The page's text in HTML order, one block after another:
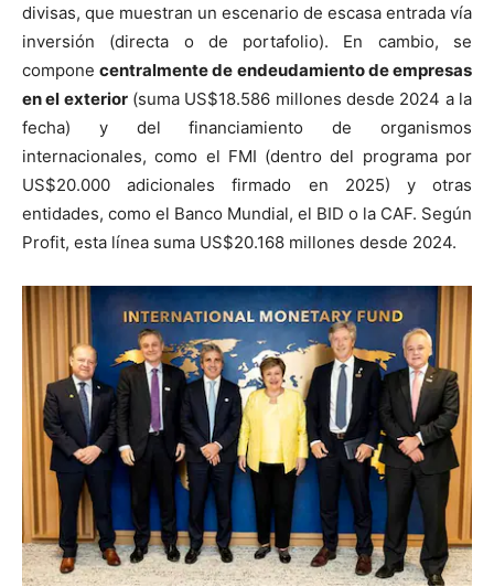
divisas, que muestran un escenario de escasa entrada vía
inversión (directa o de portafolio). En cambio, se
componecentralmente de endeudamiento de empresas
en el exterior(suma US$18.586 millones desde 2024 a la
fecha) y del financiamiento de organismos
internacionales, como el FMI (dentro del programa por
US$20.000 adicionales firmado en 2025) y otras
entidades, como el Banco Mundial, el BID o la CAF. Según
Profit, esta línea suma US$20.168 millones desde 2024.